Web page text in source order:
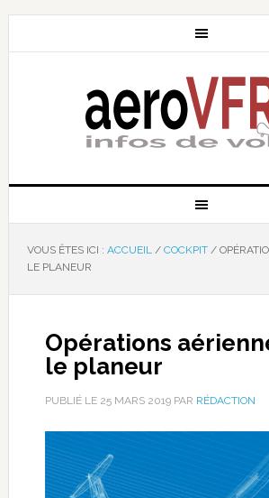
VOUS ÊTES ICI : ACCUEIL / COCKPIT /
LE PLANEUR
Opérations
le planeur
PUBLIÉ LE 25 MARS 2019PAR RÉDACTION